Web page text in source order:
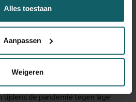
Alles toestaan
Aanpassen
Weigeren
dan de grieppandemie van
hoge-inkomenslanden het hardst
van het vaccin op zich is niet
twee farmaceutische bedrijven,
& Johnson, hebben zich ertoe
tijdens de pandemie tegen lage